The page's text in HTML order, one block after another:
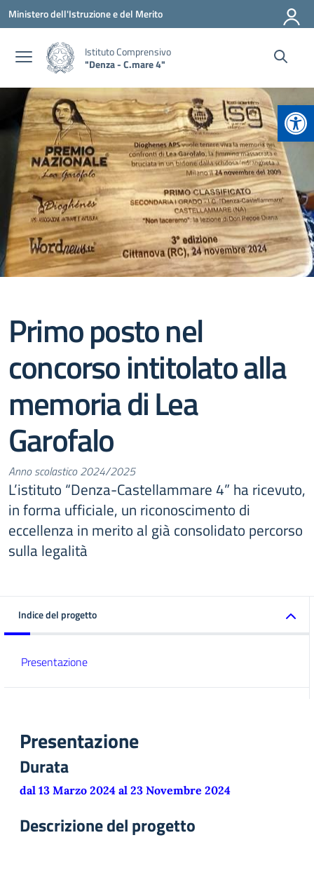
Vai ai contenuti
Vai al menu di navigazione
Vai al footer
Ministero dell'Istruzione e del Merito
Istituto Comprensivo
"Denza - C.mare 4"
Primo posto nel
concorso intitolato alla
memoria di Lea
Garofalo
Anno scolastico 2024/2025
L’istituto “Denza-Castellammare 4” ha ricevuto,
in forma ufficiale, un riconoscimento di
eccellenza in merito al già consolidato percorso
sulla legalità
Indice del progetto
Presentazione
Presentazione
Durata
dal 13 Marzo 2024 al 23 Novembre 2024
Descrizione del progetto